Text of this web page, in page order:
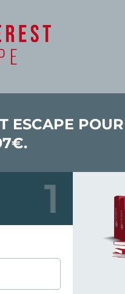
ESCAPE